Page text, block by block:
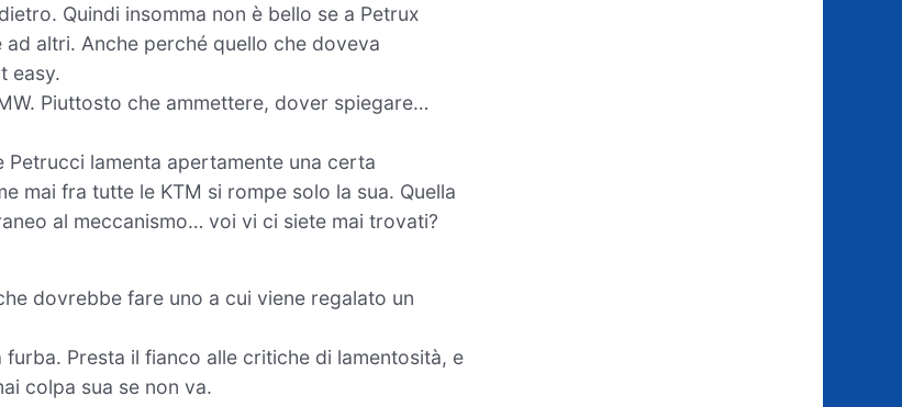
Quindi insomma non è bello se a Petrux
altri. Anche perché quello che doveva
easy.
Piuttosto che ammettere, dover spiegare…
Petrucci lamenta apertamente una certa
mai fra tutte le KTM si rompe solo la sua. Quella
al meccanismo… voi vi ci siete mai trovati?
dovrebbe fare uno a cui viene regalato un
Presta il fianco alle critiche di lamentosità, e
colpa sua se non va.